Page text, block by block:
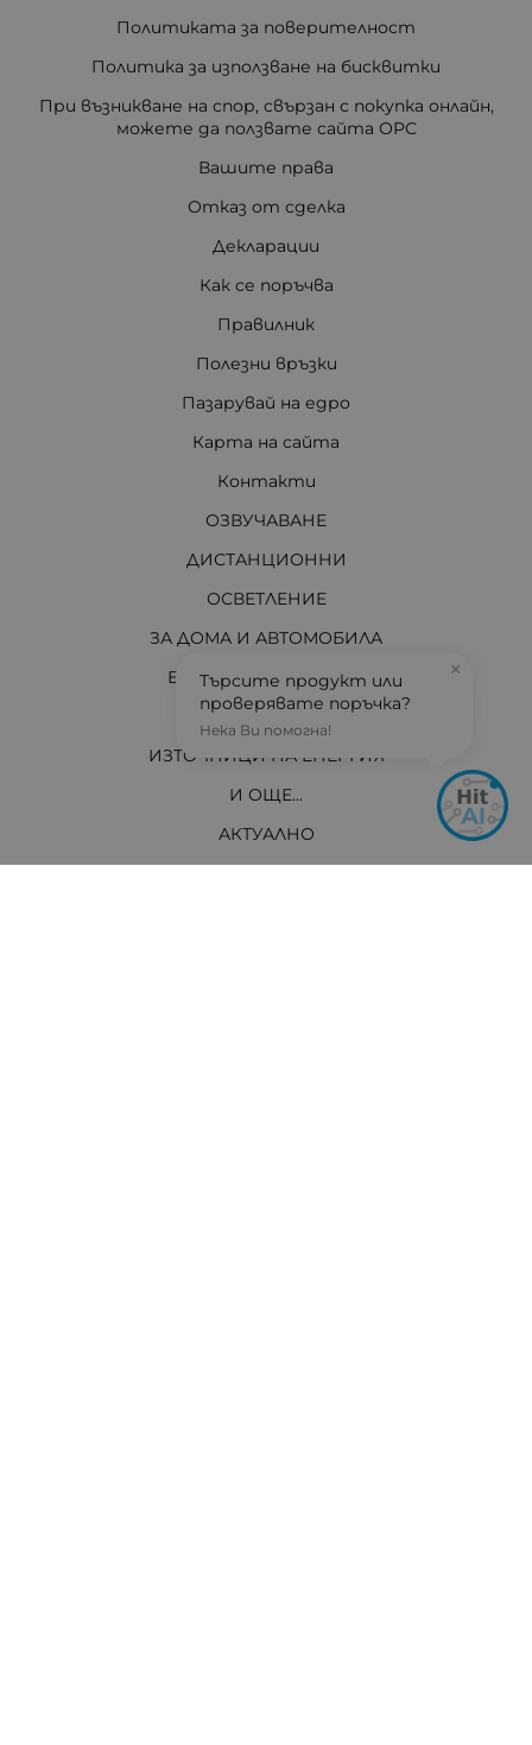
Политиката за поверителност
Политика за използване на бисквитки
При възникване на спор, свързан с покупка онлайн,
можете да ползвате сайта ОРС
Вашите права
Отказ от сделка
Декларации
Как се поръчва
Правилник
Полезни връзки
Пазарувай на едро
Карта на сайта
Контакти
ОЗВУЧАВАНЕ
ДИСТАНЦИОННИ
ОСВЕТЛЕНИЕ
ЗА ДОМА И АВТОМОБИЛА
ЕЛЕКТРО МАТЕРИАЛИ
ЗА ВАС ТЕХНИЦИ
ИЗТОЧНИЦИ НА ЕНЕРГИЯ
И ОЩЕ...
АКТУАЛНО
×
Търсите продукт или
проверявате поръчка?
Нека Ви помогна!